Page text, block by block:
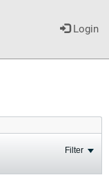
Login
Filter